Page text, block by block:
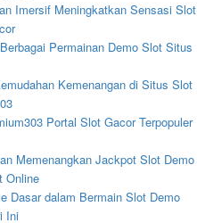
Imersif Meningkatkan Sensasi Slot
Permainan Demo Slot Situs
Kemenangan di Situs Slot
Portal Slot Gacor Terpopuler
Memenangkan Jackpot Slot Demo
Online
Dasar dalam Bermain Slot Demo
Ini